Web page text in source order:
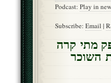
Podcast: Play in
Subscribe: Email |
מתי קרה
השוכר